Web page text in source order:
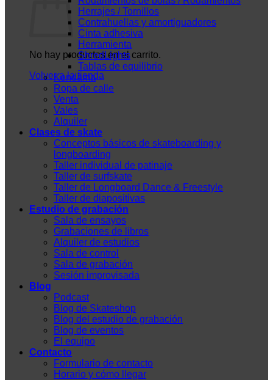
No hay productos en el carrito.
Volver a la tienda
Herrajes / Tornillos
Contrahuellas y amortiguadores
Cinta adhesiva
Herramienta
ShredLights
Tablas de equilibrio
Kendama
Ropa de calle
Venta
Vales
Alquiler
Clases de skate
Conceptos básicos de skateboarding y
longboarding
Taller individual de patinaje
Taller de surfskate
Taller de Longboard Dance & Freestyle
Taller de diapositivas
Estudio de grabación
Sala de ensayos
Grabaciones de libros
Alquiler de estudios
Sala de control
Sala de grabación
Sesión improvisada
Blog
Podcast
Blog de Skateshop
Blog del estudio de grabación
Blog de eventos
El equipo
Contacto
Formulario de contacto
Horario y cómo llegar